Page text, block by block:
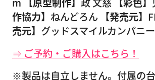
作協力】 ねんどろん 【発売元】
売元】 グッドスマイルカンパニー
⇒ ご予約・ご購入はこちら！
※製品は自立しません。付属の